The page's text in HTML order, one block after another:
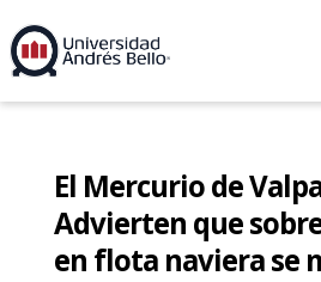
El Mercurio de
Advierten que
en flota naviera se